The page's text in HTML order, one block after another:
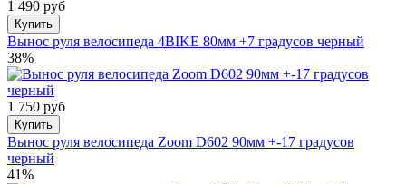
1 490 руб
Купить
Вынос руля велосипеда 4BIKE 80мм +7 градусов черный
38%
1 750 руб
Купить
Вынос руля велосипеда Zoom D602 90мм +-17 градусов
черный
41%